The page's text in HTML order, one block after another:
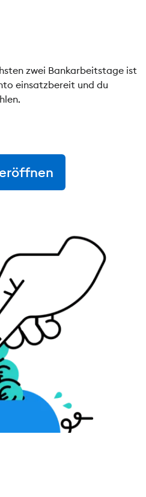
zwei Bankarbeitstage ist
einsatzbereit und du